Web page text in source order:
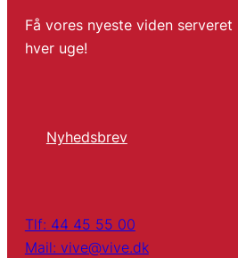
Få vores nyeste viden
hver uge!
Nyhedsbrev
Tlf: 44 45 55 00
Mail: vive@vive.dk